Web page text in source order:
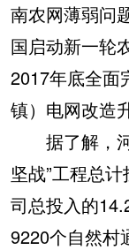
南农网薄弱问
国启动新一轮
2017年底全面
镇）电网改造
据了解，河
坚战”工程总
司总投入的
9220个自然村